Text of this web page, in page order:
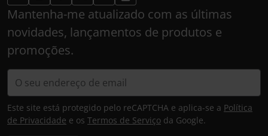
Mantenha-me atualizado com as últimas
novidades, lançamentos de produtos e
promoções.
Este site está protegido pelo reCAPTCHA e aplica-se a Política
de Privacidade e os Termos de Serviço da Google.